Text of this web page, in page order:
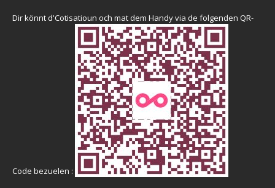
Dir könnt d'Cotisatioun och mat dem Handy via de folgenden QR-
Code bezuelen :